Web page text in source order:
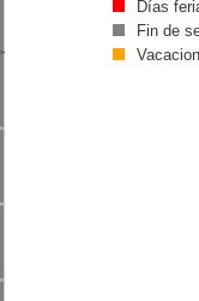
Días
Fin de